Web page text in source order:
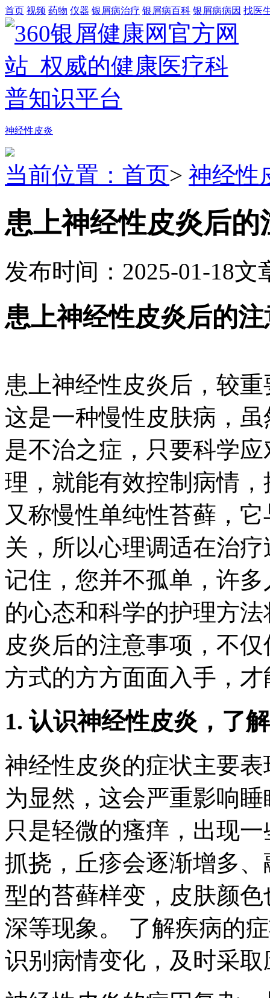
首页 视频 药物 仪器 银屑病治疗 银屑病百科 银屑病病因 找医
神经性皮炎
当前位置：首页> 神经性
患上神经性皮炎后的
发布时间：2025-01-18文
患上神经性皮炎后的
患上神经性皮炎后，较
这是一种慢性皮肤病，
是不治之症，只要科学
理，就能有效控制病情
又称慢性单纯性苔藓，
关，所以心理调适在治
记住，您并不孤单，许
的心态和科学的护理方
皮炎后的注意事项，不
方式的方方面面入手，
1. 认识神经性皮炎，了
神经性皮炎的症状主要
为显然，这会严重影响
只是轻微的瘙痒，出现
抓挠，丘疹会逐渐增多
型的苔藓样变，皮肤颜
深等现象。 了解疾病的
识别病情变化，及时采